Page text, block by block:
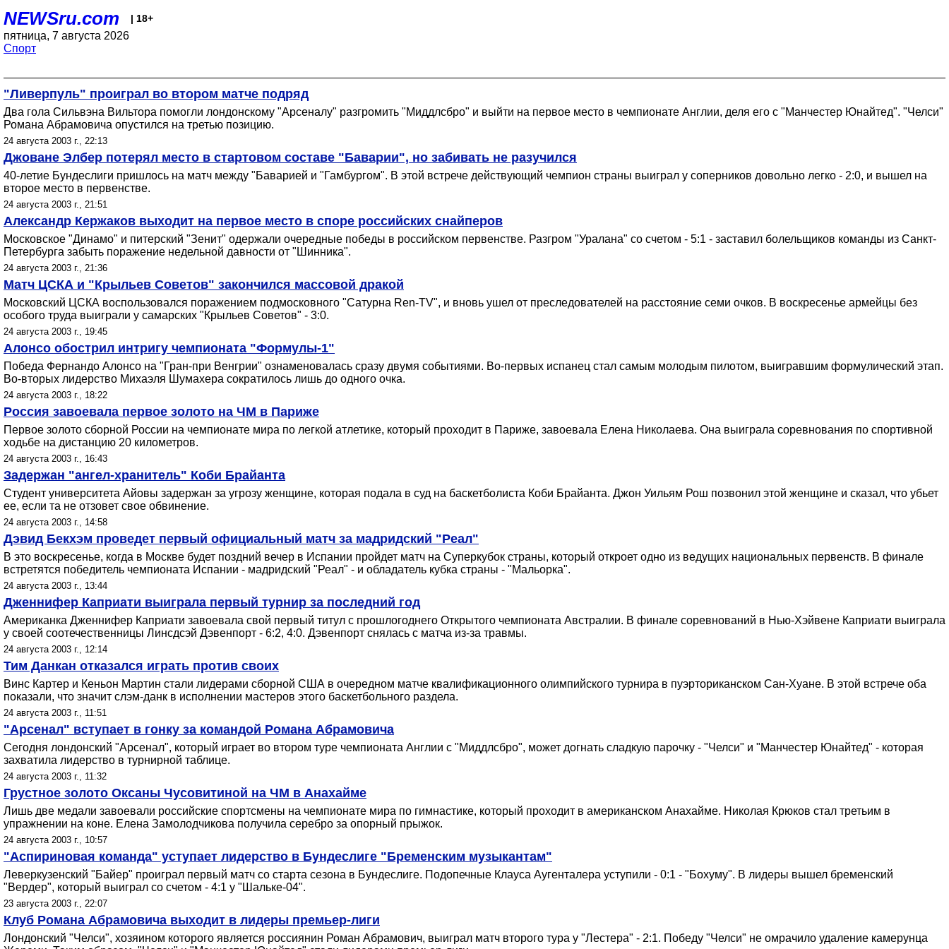
NEWSru.com | 18+
пятница, 7 августа 2026
Спорт
"Ливерпуль" проиграл во втором матче подряд
Два гола Сильвэна Вильтора помогли лондонскому "Арсеналу" разгромить "Миддлсбро" и выйти на первое место в чемпионате Англии, деля его с "Манчестер Юнайтед". "Челси"
Романа Абрамовича опустился на третью позицию.
24 августа 2003 г., 22:13
Джоване Элбер потерял место в стартовом составе "Баварии", но забивать не разучился
40-летие Бундеслиги пришлось на матч между "Баварией и "Гамбургом". В этой встрече действующий чемпион страны выиграл у соперников довольно легко - 2:0, и вышел на
второе место в первенстве.
24 августа 2003 г., 21:51
Александр Кержаков выходит на первое место в споре российских снайперов
Московское "Динамо" и питерский "Зенит" одержали очередные победы в российском первенстве. Разгром "Уралана" со счетом - 5:1 - заставил болельщиков команды из Санкт-
Петербурга забыть поражение недельной давности от "Шинника".
24 августа 2003 г., 21:36
Матч ЦСКА и "Крыльев Советов" закончился массовой дракой
Московский ЦСКА воспользовался поражением подмосковного "Сатурна Ren-TV", и вновь ушел от преследователей на расстояние семи очков. В воскресенье армейцы без
особого труда выиграли у самарских "Крыльев Советов" - 3:0.
24 августа 2003 г., 19:45
Алонсо обострил интригу чемпионата "Формулы-1"
Победа Фернандо Алонсо на "Гран-при Венгрии" ознаменовалась сразу двумя событиями. Во-первых испанец стал самым молодым пилотом, выигравшим формулический этап.
Во-вторых лидерство Михаэля Шумахера сократилось лишь до одного очка.
24 августа 2003 г., 18:22
Россия завоевала первое золото на ЧМ в Париже
Первое золото сборной России на чемпионате мира по легкой атлетике, который проходит в Париже, завоевала Елена Николаева. Она выиграла соревнования по спортивной
ходьбе на дистанцию 20 километров.
24 августа 2003 г., 16:43
Задержан "ангел-хранитель" Коби Брайанта
Студент университета Айовы задержан за угрозу женщине, которая подала в суд на баскетболиста Коби Брайанта. Джон Уильям Рош позвонил этой женщине и сказал, что убьет
ее, если та не отзовет свое обвинение.
24 августа 2003 г., 14:58
Дэвид Бекхэм проведет первый официальный матч за мадридский "Реал"
В это воскресенье, когда в Москве будет поздний вечер в Испании пройдет матч на Суперкубок страны, который откроет одно из ведущих национальных первенств. В финале
встретятся победитель чемпионата Испании - мадридский "Реал" - и обладатель кубка страны - "Мальорка".
24 августа 2003 г., 13:44
Дженнифер Каприати выиграла первый турнир за последний год
Американка Дженнифер Каприати завоевала свой первый титул с прошлогоднего Открытого чемпионата Австралии. В финале соревнований в Нью-Хэйвене Каприати выиграла
у своей соотечественницы Линсдсэй Дэвенпорт - 6:2, 4:0. Дэвенпорт снялась с матча из-за травмы.
24 августа 2003 г., 12:14
Тим Данкан отказался играть против своих
Винс Картер и Кеньон Мартин стали лидерами сборной США в очередном матче квалификационного олимпийского турнира в пуэрториканском Сан-Хуане. В этой встрече оба
показали, что значит слэм-данк в исполнении мастеров этого баскетбольного раздела.
24 августа 2003 г., 11:51
"Арсенал" вступает в гонку за командой Романа Абрамовича
Сегодня лондонский "Арсенал", который играет во втором туре чемпионата Англии с "Миддлсбро", может догнать сладкую парочку - "Челси" и "Манчестер Юнайтед" - которая
захватила лидерство в турнирной таблице.
24 августа 2003 г., 11:32
Грустное золото Оксаны Чусовитиной на ЧМ в Анахайме
Лишь две медали завоевали российские спортсмены на чемпионате мира по гимнастике, который проходит в американском Анахайме. Николая Крюков стал третьим в
упражнении на коне. Елена Замолодчикова получила серебро за опорный прыжок.
24 августа 2003 г., 10:57
"Аспириновая команда" уступает лидерство в Бундеслиге "Бременским музыкантам"
Леверкузенский "Байер" проиграл первый матч со старта сезона в Бундеслиге. Подопечные Клауса Аугенталера уступили - 0:1 - "Бохуму". В лидеры вышел бременский
"Вердер", который выиграл со счетом - 4:1 у "Шальке-04".
23 августа 2003 г., 22:07
Клуб Романа Абрамовича выходит в лидеры премьер-лиги
Лондонский "Челси", хозяином которого является россиянин Роман Абрамович, выиграл матч второго тура у "Лестера" - 2:1. Победу "Челси" не омрачило удаление камерунца